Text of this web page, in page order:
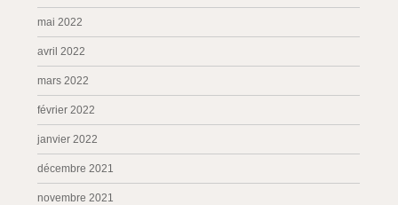
mai 2022
avril 2022
mars 2022
février 2022
janvier 2022
décembre 2021
novembre 2021